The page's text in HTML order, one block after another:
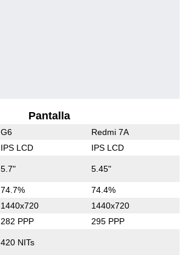
Pantalla
G6 Redmi 7A
IPS LCD IPS LCD
5.7" 5.45"
74.7% 74.4%
1440x720 1440x720
282 PPP 295 PPP
420 NITs